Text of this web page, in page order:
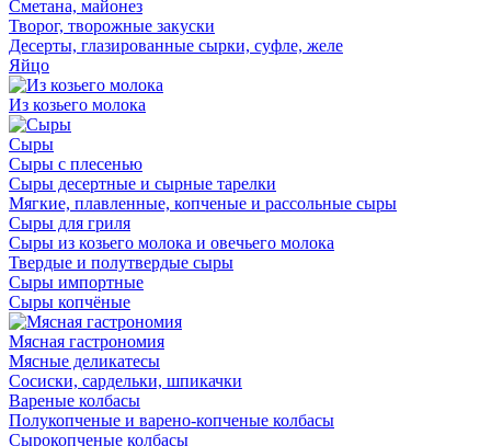
Сметана, майонез
Творог, творожные закуски
Десерты, глазированные сырки, суфле, желе
Яйцо
Из козьего молока
Сыры
Сыры с плесенью
Сыры десертные и сырные тарелки
Мягкие, плавленные, копченые и рассольные сыры
Сыры для гриля
Сыры из козьего молока и овечьего молока
Твердые и полутвердые сыры
Сыры импортные
Сыры копчёные
Мясная гастрономия
Мясные деликатесы
Сосиски, сардельки, шпикачки
Вареные колбасы
Полукопченые и варено-копченые колбасы
Сырокопченые колбасы